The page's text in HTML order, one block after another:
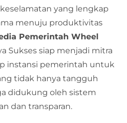
yang lengkap
menuju produktivitas
Pemerintah Wheel
Sukses siap menjadi mitra
instansi pemerintah untuk
tidak hanya tangguh
didukung oleh sistem
dan transparan.